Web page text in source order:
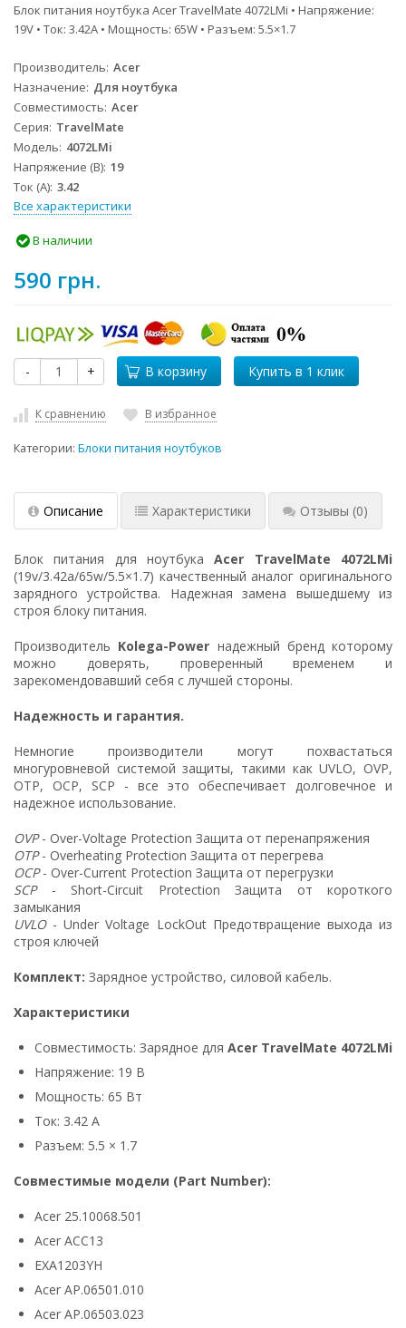
Блок питания ноутбука Acer TravelMate 4072LMi • Напряжение:
19V • Ток: 3.42A • Мощность: 65W • Разъем: 5.5×1.7
Производитель Acer
Назначение Для ноутбука
Совместимость Acer
Серия TravelMate
Модель 4072LMi
Напряжение (В) 19
Ток (А) 3.42
Все характеристики
В наличии
590 грн.
- + В корзину
К сравнению В избранное
Категории: Блоки питания ноутбуков
Описание Характеристики Отзывы (0)
Блок питания для ноутбукаAcer TravelMate 4072LMi
(19v/3.42a/65w/5.5×1.7) качественный аналог оригинального
зарядного устройства. Надежная замена вышедшему из
строя блоку питания.
Производитель Kolega-Power надежный бренд которому
можно доверять, проверенный временем и
зарекомендовавший себя с лучшей стороны.
Надежность и гарантия.
Немногие производители могут похвастаться
многуровневой системой защиты, такими как UVLO, OVP,
OTP, OCP, SCP - все это обеспечивает долговечное и
надежное использование.
OVP- Over-Voltage Protection Защита от перенапряжения
OTP- Overheating Protection Защита от перегрева
OCP- Over-Current Protection Защита от перегрузки
SCP- Short-Circuit Protection Защита от короткого
замыкания
UVLO- Under Voltage LockOut Предотвращение выхода из
строя ключей
Комплект: Зарядное устройство, силовой кабель.
Характеристики
Совместимость: Зарядное для Acer TravelMate 4072LMi
Напряжение: 19 В
Мощность: 65 Вт
Ток: 3.42 А
Разъем: 5.5 × 1.7
Совместимые модели (Part Number):
Acer 25.10068.501
Acer ACC13
EXA1203YH
Acer AP.06501.010
Acer AP.06503.023